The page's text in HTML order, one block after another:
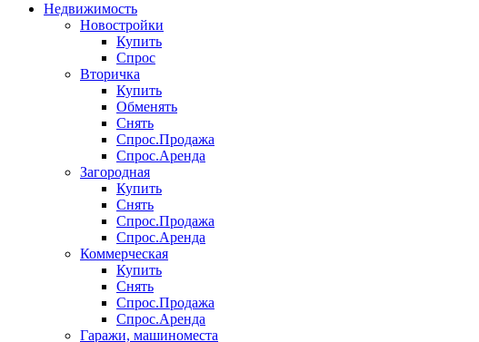
Недвижимость
Новостройки
Купить
Спрос
Вторичка
Купить
Обменять
Снять
Спрос.Продажа
Спрос.Аренда
Загородная
Купить
Снять
Спрос.Продажа
Спрос.Аренда
Коммерческая
Купить
Снять
Спрос.Продажа
Спрос.Аренда
Гаражи, машиноместа